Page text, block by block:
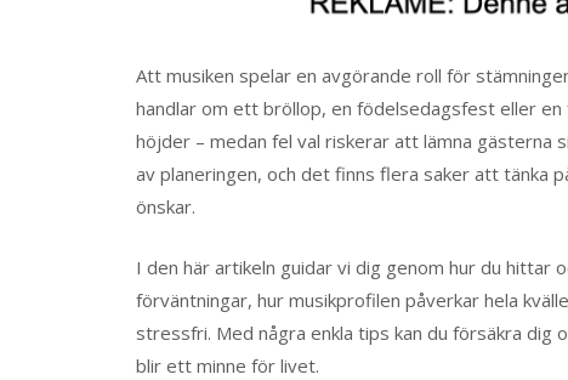
Att musiken spelar en avgörande roll för
handlar om ett bröllop, en födelsedagsfest eller
höjder – medan fel val riskerar att lämna gästerna
av planeringen, och det finns flera saker att tänka
önskar.
I den här artikeln guidar vi dig genom hur du hittar
förväntningar, hur musikprofilen påverkar hela
stressfri. Med några enkla tips kan du försäkra
blir ett minne för livet.